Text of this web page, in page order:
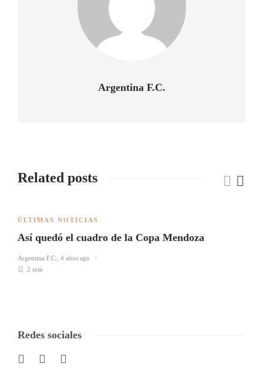
Argentina F.C.
Related posts
ÚLTIMAS NOTICIAS
Así quedó el cuadro de la Copa Mendoza
Argentina F.C.
4 años ago
2 min
Redes sociales